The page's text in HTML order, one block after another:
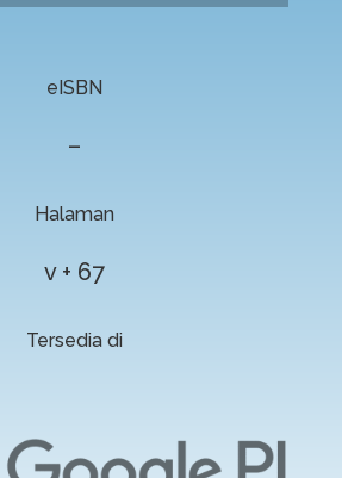
eISBN
–
Halaman
v + 67
Tersedia di